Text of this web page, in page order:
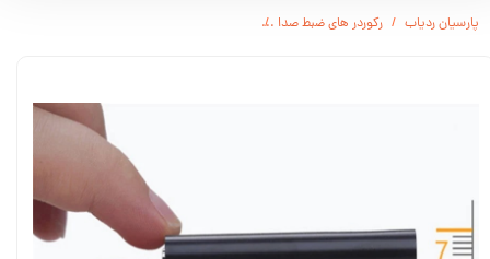
پارسیان ردیاب رکوردر های ضبط صدا